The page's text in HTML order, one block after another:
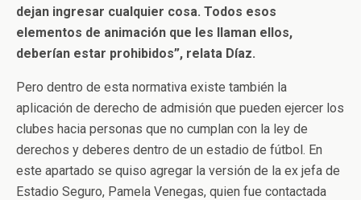
dejan ingresar cualquier cosa. Todos esos
elementos de animación que les llaman ellos,
deberían estar prohibidos”, relata Díaz.
Pero dentro de esta normativa existe también la
aplicación de derecho de admisión que pueden ejercer los
clubes hacia personas que no cumplan con la ley de
derechos y deberes dentro de un estadio de fútbol. En
este apartado se quiso agregar la versión de la ex jefa de
Estadio Seguro, Pamela Venegas, quien fue contactada